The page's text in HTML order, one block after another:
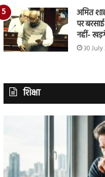
अमित
पर
नहीं-
30 July
शिक्षा